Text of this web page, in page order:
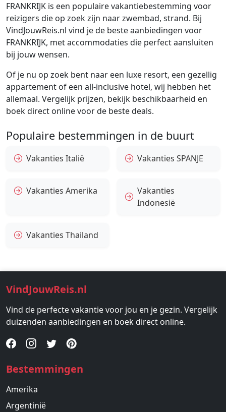
FRANKRIJK is een populaire vakantiebestemming voor
reizigers die op zoek zijn naar zwembad, strand. Bij
VindJouwReis.nl vind je de beste aanbiedingen voor
FRANKRIJK, met accommodaties die perfect aansluiten
bij jouw wensen.
Of je nu op zoek bent naar een luxe resort, een gezellig
appartement of een all-inclusive hotel, wij hebben het
allemaal. Vergelijk prijzen, bekijk beschikbaarheid en
boek direct online voor de beste deals.
Populaire bestemmingen in de buurt
Vakanties Italië Vakanties SPANJE
Vakanties Amerika
Vakanties
Indonesië
Vakanties Thailand
VindJouwReis.nl
Vind de perfecte vakantie voor jou en je gezin. Vergelijk
duizenden aanbiedingen en boek direct online.
Bestemmingen
Amerika
Argentinië